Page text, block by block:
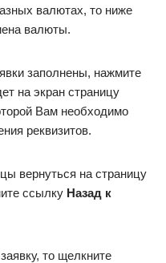
валютах, то ниже
валюты.
заполнены, нажмите
на экран страницу
Вам необходимо
реквизитов.
вернуться на страницу
ссылку Назад к
то щелкните